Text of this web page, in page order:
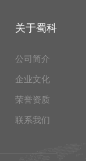
关于蜀科
公司简介
企业文化
荣誉资质
联系我们